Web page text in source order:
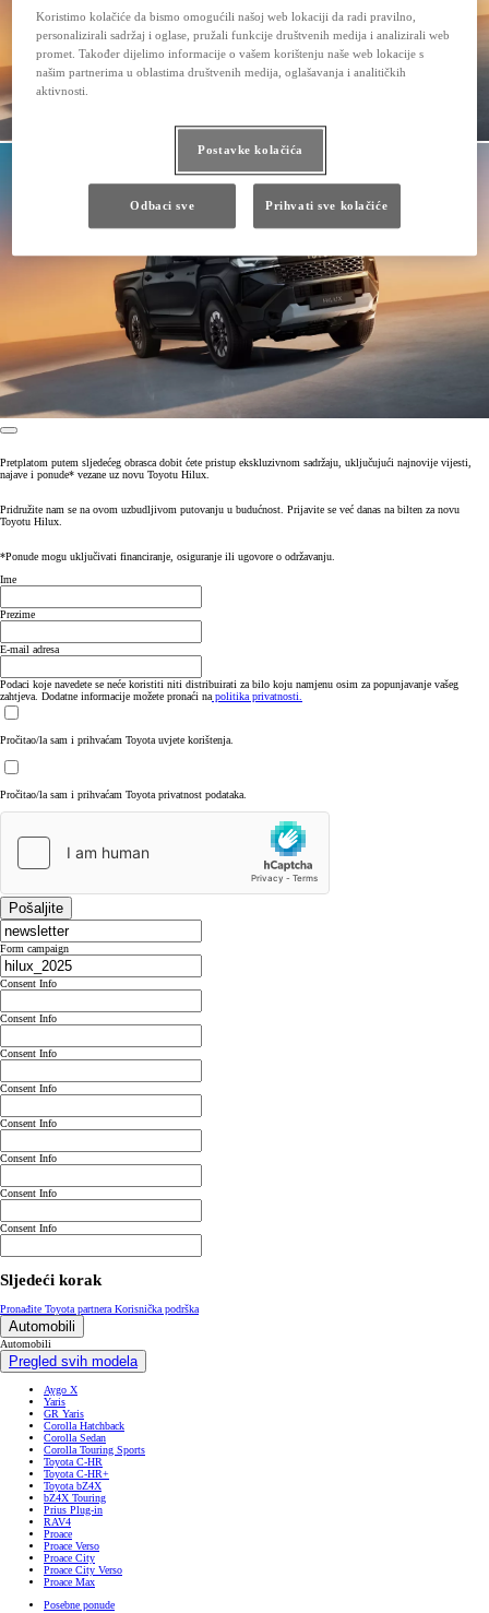
Pretplatom putem sljedećeg obrasca dobit ćete pristup ekskluzivnom sadržaju, uključujući najnovije vijesti,
najave i ponude* vezane uz novu Toyotu Hilux.
Pridružite nam se na ovom uzbudljivom putovanju u budućnost. Prijavite se već danas na bilten za novu
Toyotu Hilux.
*Ponude mogu uključivati financiranje, osiguranje ili ugovore o održavanju.
Ime
Prezime
E-mail adresa
Podaci koje navedete se neće koristiti niti distribuirati za bilo koju namjenu osim za popunjavanje vašeg
zahtjeva. Dodatne informacije možete pronaći napolitika privatnosti.
Pročitao/la sam i prihvaćam Toyota uvjete korištenja.
Pročitao/la sam i prihvaćam Toyota privatnost podataka.
Pošaljite
Form campaign
Consent Info
Consent Info
Consent Info
Consent Info
Consent Info
Consent Info
Consent Info
Consent Info
Sljedeći korak
Pronađite Toyota partneraKorisnička podrška
Automobili
Automobili
Pregled svih modela
Aygo X
Yaris
GR Yaris
Corolla Hatchback
Corolla Sedan
Corolla Touring Sports
Toyota C-HR
Toyota C-HR+
Toyota bZ4X
bZ4X Touring
Prius Plug-in
RAV4
Proace
Proace Verso
Proace City
Proace City Verso
Proace Max
Posebne ponude
Koristimo kolačiće da bismo omogućili našoj web lokaciji da radi pravilno,
personalizirali sadržaj i oglase, pružali funkcije društvenih medija i analizirali web
promet. Također dijelimo informacije o vašem korištenju naše web lokacije s
našim partnerima u oblastima društvenih medija, oglašavanja i analitičkih
aktivnosti.
Postavke kolačića
Odbaci sve Prihvati sve kolačiće